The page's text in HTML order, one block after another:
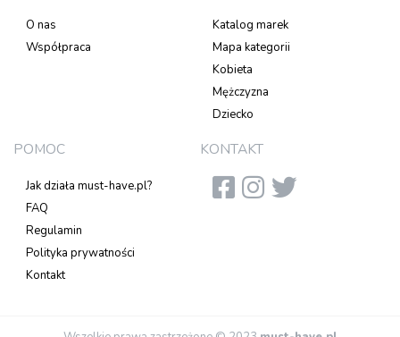
O nas
Współpraca
Katalog marek
Mapa kategorii
Kobieta
Mężczyzna
Dziecko
POMOC
Jak działa must-have.pl?
FAQ
Regulamin
Polityka prywatności
Kontakt
KONTAKT